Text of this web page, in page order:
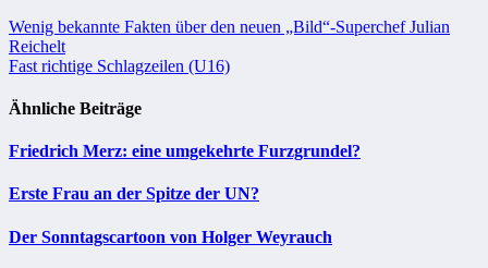
Beitragsnavigation
Wenig bekannte Fakten über den neuen „Bild“-Superchef Julian
Reichelt
Fast richtige Schlagzeilen (U16)
Ähnliche Beiträge
Friedrich Merz: eine umgekehrte Furzgrundel?
Erste Frau an der Spitze der UN?
Der Sonntagscartoon von Holger Weyrauch